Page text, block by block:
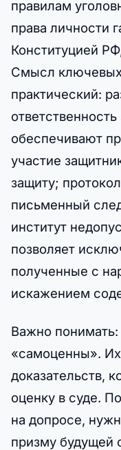
правилам
права личности
Конституцией
Смысл ключевых
практический:
обеспечивают
участие
защиту;
письменный
институт
позволяет
полученные с
искажением
Важно
«самоценны».
доказательств,
оценку в суде.
на допросе,
призму будущей